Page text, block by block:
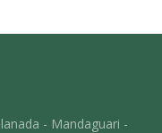
- Mandaguari -